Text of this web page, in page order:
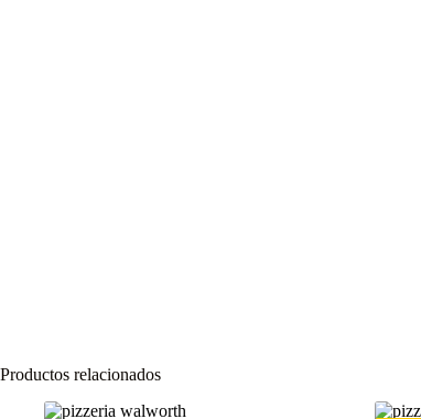
Productos relacionados